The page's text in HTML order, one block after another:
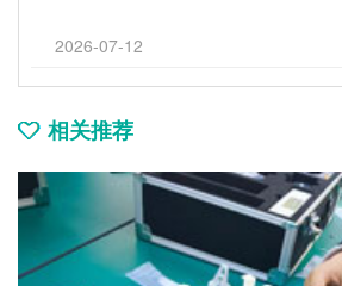
2026-07-12
相关推荐